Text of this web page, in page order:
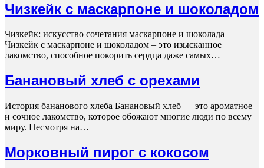
Чизкейк с маскарпоне и шоколадом
Чизкейк: искусство сочетания маскарпоне и шоколада
Чизкейк с маскарпоне и шоколадом – это изысканное
лакомство, способное покорить сердца даже самых…
Банановый хлеб с орехами
История бананового хлеба Банановый хлеб — это ароматное
и сочное лакомство, которое обожают многие люди по всему
миру. Несмотря на…
Морковный пирог с кокосом